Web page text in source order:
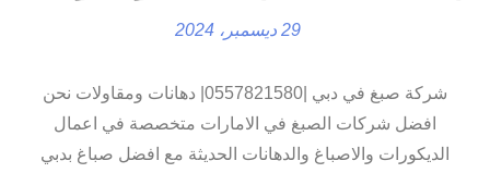
29 ديسمبر، 2024
شركة صبغ في دبي |0557821580| دهانات ومقاولات نحن
افضل شركات الصبغ في الامارات متخصصة في اعمال
الديكورات والاصباغ والدهانات الحديثة مع افضل صباغ بدبي